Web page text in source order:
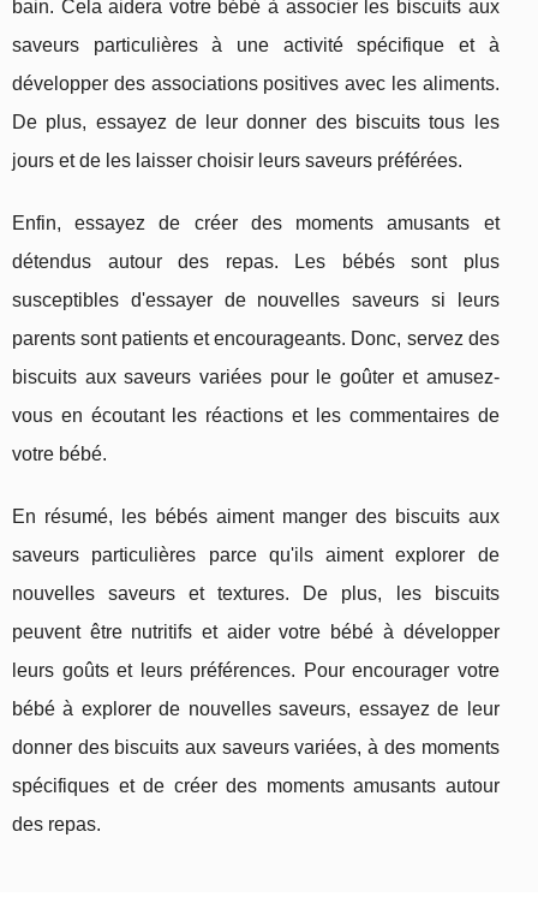
bain. Cela aidera votre bébé à associer les biscuits aux
saveurs particulières à une activité spécifique et à
développer des associations positives avec les aliments.
De plus, essayez de leur donner des biscuits tous les
jours et de les laisser choisir leurs saveurs préférées.
Enfin, essayez de créer des moments amusants et
détendus autour des repas. Les bébés sont plus
susceptibles d'essayer de nouvelles saveurs si leurs
parents sont patients et encourageants. Donc, servez des
biscuits aux saveurs variées pour le goûter et amusez-
vous en écoutant les réactions et les commentaires de
votre bébé.
En résumé, les bébés aiment manger des biscuits aux
saveurs particulières parce qu'ils aiment explorer de
nouvelles saveurs et textures. De plus, les biscuits
peuvent être nutritifs et aider votre bébé à développer
leurs goûts et leurs préférences. Pour encourager votre
bébé à explorer de nouvelles saveurs, essayez de leur
donner des biscuits aux saveurs variées, à des moments
spécifiques et de créer des moments amusants autour
des repas.